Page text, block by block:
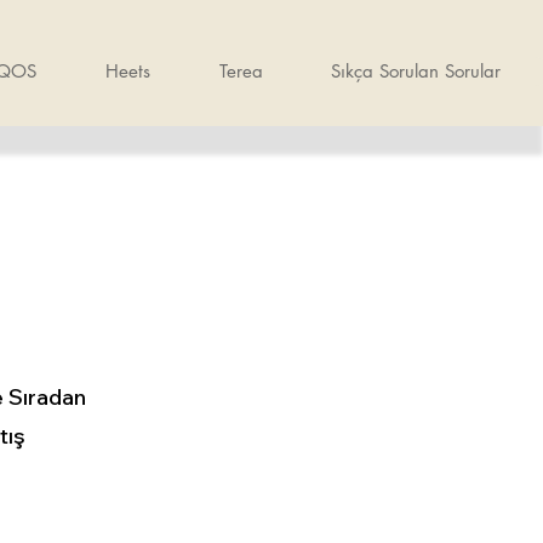
Heets Terea Sıkça Sorulan Sorular